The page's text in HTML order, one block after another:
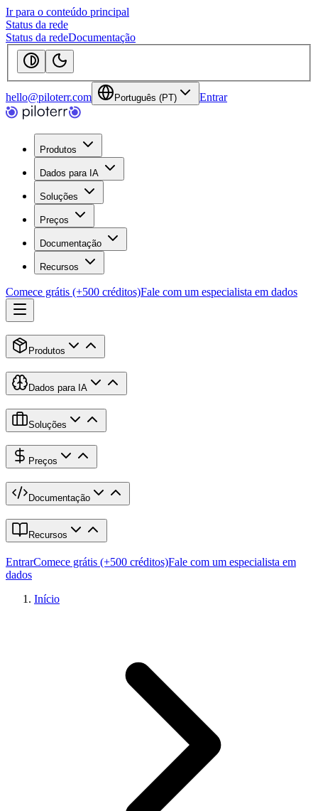
Ir para o conteúdo principal
Status da rede
Status da redeDocumentação
hello@piloterr.com Português (PT) Entrar
Produtos
Dados para IA
Soluções
Preços
Documentação
Recursos
Comece grátis (+500 créditos)Fale com um especialista em dados
Produtos
Dados para IA
Soluções
Preços
Documentação
Recursos
EntrarComece grátis (+500 créditos)Fale com um especialista em
dados
Início